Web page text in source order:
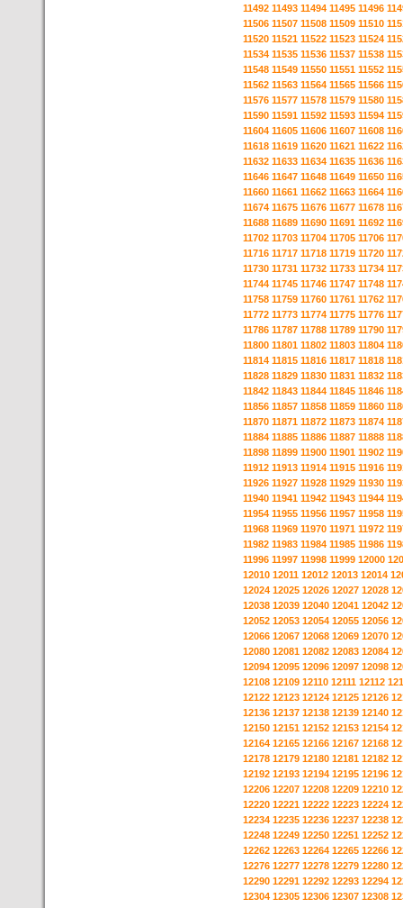
11492 11493 11494 11495 11496
11506 11507 11508 11509 11510
11520 11521 11522 11523 11524
11534 11535 11536 11537 11538
11548 11549 11550 11551 11552
11562 11563 11564 11565 11566
11576 11577 11578 11579 11580
11590 11591 11592 11593 11594
11604 11605 11606 11607 11608
11618 11619 11620 11621 11622
11632 11633 11634 11635 11636
11646 11647 11648 11649 11650
11660 11661 11662 11663 11664
11674 11675 11676 11677 11678
11688 11689 11690 11691 11692
11702 11703 11704 11705 11706
11716 11717 11718 11719 11720
11730 11731 11732 11733 11734
11744 11745 11746 11747 11748
11758 11759 11760 11761 11762
11772 11773 11774 11775 11776
11786 11787 11788 11789 11790
11800 11801 11802 11803 11804
11814 11815 11816 11817 11818
11828 11829 11830 11831 11832
11842 11843 11844 11845 11846
11856 11857 11858 11859 11860
11870 11871 11872 11873 11874
11884 11885 11886 11887 11888
11898 11899 11900 11901 11902
11912 11913 11914 11915 11916
11926 11927 11928 11929 11930
11940 11941 11942 11943 11944
11954 11955 11956 11957 11958
11968 11969 11970 11971 11972
11982 11983 11984 11985 11986
11996 11997 11998 11999 12000
12010 12011 12012 12013 12014
12024 12025 12026 12027 12028
12038 12039 12040 12041 12042
12052 12053 12054 12055 12056
12066 12067 12068 12069 12070
12080 12081 12082 12083 12084
12094 12095 12096 12097 12098
12108 12109 12110 12111 12112
12122 12123 12124 12125 12126
12136 12137 12138 12139 12140
12150 12151 12152 12153 12154
12164 12165 12166 12167 12168
12178 12179 12180 12181 12182
12192 12193 12194 12195 12196
12206 12207 12208 12209 12210
12220 12221 12222 12223 12224
12234 12235 12236 12237 12238
12248 12249 12250 12251 12252
12262 12263 12264 12265 12266
12276 12277 12278 12279 12280
12290 12291 12292 12293 12294
12304 12305 12306 12307 12308